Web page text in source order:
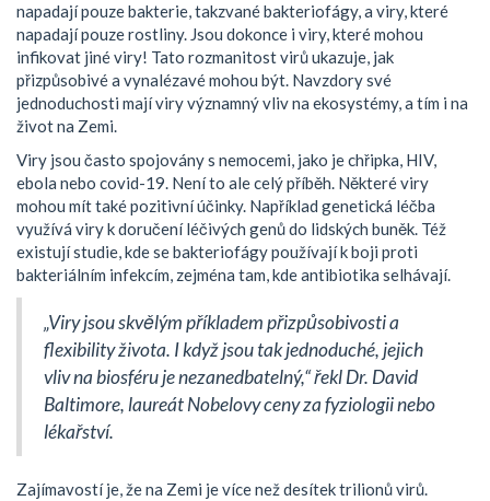
napadají pouze bakterie, takzvané bakteriofágy, a viry, které
napadají pouze rostliny. Jsou dokonce i viry, které mohou
infikovat jiné viry! Tato rozmanitost virů ukazuje, jak
přizpůsobivé a vynalézavé mohou být. Navzdory své
jednoduchosti mají viry významný vliv na ekosystémy, a tím i na
život na Zemi.
Viry jsou často spojovány s nemocemi, jako je chřipka, HIV,
ebola nebo covid-19. Není to ale celý příběh. Některé viry
mohou mít také pozitivní účinky. Například genetická léčba
využívá viry k doručení léčivých genů do lidských buněk. Též
existují studie, kde se bakteriofágy používají k boji proti
bakteriálním infekcím, zejména tam, kde antibiotika selhávají.
„Viry jsou skvělým příkladem přizpůsobivosti a
flexibility života. I když jsou tak jednoduché, jejich
vliv na biosféru je nezanedbatelný,“ řekl Dr. David
Baltimore, laureát Nobelovy ceny za fyziologii nebo
lékařství.
Zajímavostí je, že na Zemi je více než desítek trilionů virů.